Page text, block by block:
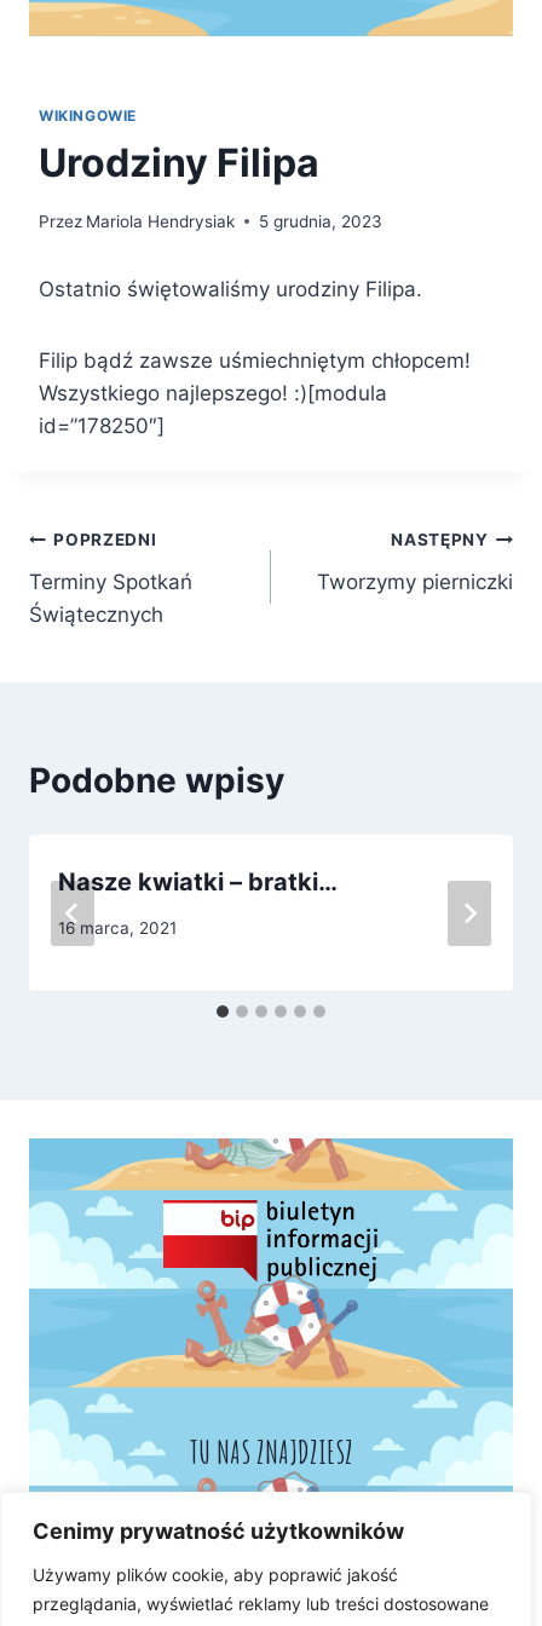
Cenimy prywatność użytkowników
Używamy plików cookie, aby poprawić jakość
przeglądania, wyświetlać reklamy lub treści dostosowane
WIKINGOWIE
Urodziny Filipa
Przez Mariola Hendrysiak 5 grudnia, 2023
Ostatnio świętowaliśmy urodziny Filipa.
Filip bądź zawsze uśmiechniętym chłopcem!
Wszystkiego najlepszego! :)[modula
id=”178250″]
Nawigacja
wpisu
POPRZEDNI
Terminy Spotkań
Świątecznych
NASTĘPNY
Tworzymy pierniczki
Podobne wpisy
Nasze kwiatki – bratki…
16 marca, 2021
TU NAS ZNAJDZIESZ